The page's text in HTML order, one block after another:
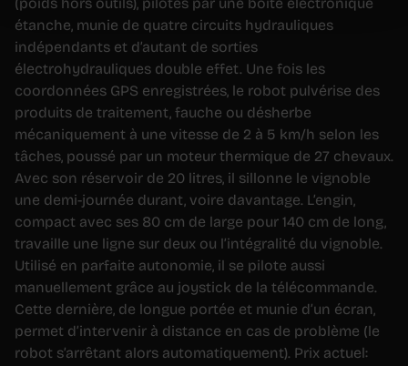
étanche, munie de quatre circuits hydrauliques
indépendants et d’autant de sorties
électrohydrauliques double effet. Une fois les
coordonnées GPS enregistrées, le robot pulvérise des
produits de traitement, fauche ou désherbe
mécaniquement à une vitesse de 2 à 5 km/h selon les
tâches, poussé par un moteur thermique de 27 chevaux.
Avec son réservoir de 20 litres, il sillonne le vignoble
une demi-journée durant, voire davantage. L’engin,
compact avec ses 80 cm de large pour 140 cm de long,
travaille une ligne sur deux ou l’intégralité du vignoble.
Utilisé en parfaite autonomie, il se pilote aussi
manuellement grâce au joystick de la télécommande.
Cette dernière, de longue portée et munie d’un écran,
permet d’intervenir à distance en cas de problème (le
robot s’arrêtant alors automatiquement). Prix actuel: